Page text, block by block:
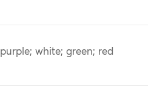
purple; white; green; red